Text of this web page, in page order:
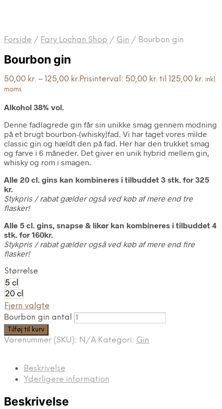
Forside / Fary Lochan Shop / Gin / Bourbon gin
Bourbon gin
50,00 kr. – 125,00 kr.Prisinterval: 50,00 kr. til 125,00 kr. inkl.
moms
Alkohol 38% vol.
Denne fadlagrede gin får sin unikke smag gennem modning
på et brugt bourbon-(whisky)fad. Vi har taget vores milde
classic gin og hældt den på fad. Her har den trukket smag
og farve i 6 måneder. Det giver en unik hybrid mellem gin,
whisky og rom i smagen.
Alle 20 cl. gins kan kombineres i tilbuddet 3 stk. for 325
kr.
Stykpris / rabat gælder også ved køb af mere end tre
flasker!
Alle 5 cl. gins, snapse & likør kan kombineres i tilbuddet 4
stk. for 160kr.
Stykpris / rabat gælder også ved køb af mere end fire
flasker!
Størrelse
5 cl
20 cl
Fjern valgte
Bourbon gin antal
Tilføj til kurv
Varenummer (SKU): N/A Kategori: Gin
Beskrivelse
Yderligere information
Beskrivelse